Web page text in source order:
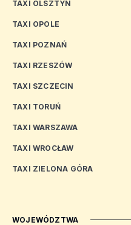
TAXI OLSZTYN
TAXI OPOLE
TAXI POZNAŃ
TAXI RZESZÓW
TAXI SZCZECIN
TAXI TORUŃ
TAXI WARSZAWA
TAXI WROCŁAW
TAXI ZIELONA GÓRA
WOJEWÓDZTWA